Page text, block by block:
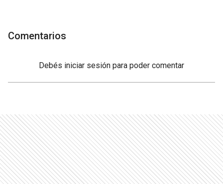
Comentarios
Debés iniciar sesión para poder comentar